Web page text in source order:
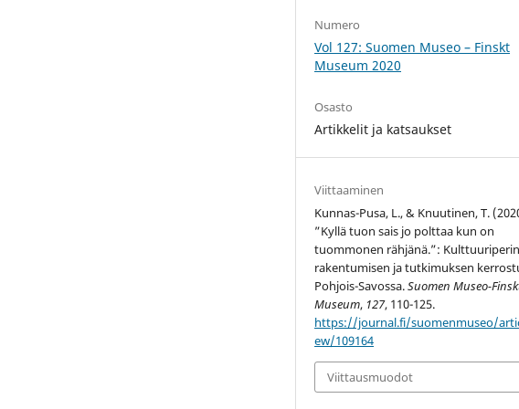
Numero
Vol 127: Suomen Museo – Finskt
Museum 2020
Osasto
Artikkelit ja katsaukset
Viittaaminen
Kunnas-Pusa, L., & Knuutinen, T.
”Kyllä tuon sais jo polttaa kun on
tuommonen rähjänä.”:
rakentumisen ja tutkimuksen
Pohjois-Savossa.Suomen Museo-
Museum, 127, 110-125.
https://journal.fi/suomenmuseo/
ew/109164
Viittausmuodot